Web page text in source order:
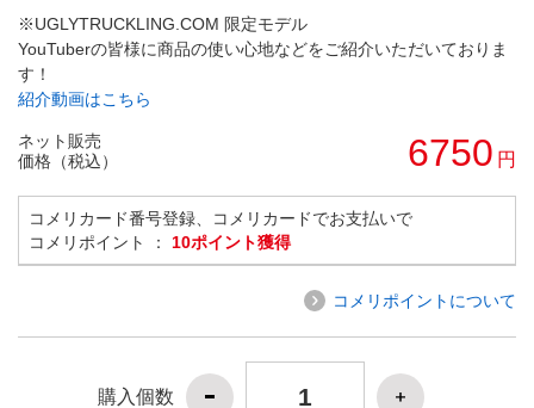
※UGLYTRUCKLING.COM 限定モデル
YouTuberの皆様に商品の使い心地などをご紹介いただいておりま
す！
紹介動画はこちら
ネット販売
価格（税込）
6750 円
コメリカード番号登録、コメリカードでお支払いで
コメリポイント ： 10ポイント獲得
コメリポイントについて
購入個数